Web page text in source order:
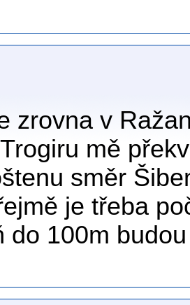
zrovna v
mě
směr
je třeba
do 100m